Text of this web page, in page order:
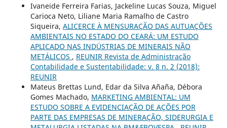
Ivaneide Ferreira Farias, Jackeline Lucas Souza, Miguel
Carioca Neto, Liliane Maria Ramalho de Castro
Siqueira, ALICERCE À MENSURAÇÃO DAS AUTUAÇÕES
AMBIENTAIS NO ESTADO DO CEARÁ: UM ESTUDO
APLICADO NAS INDÚSTRIAS DE MINERAIS NÃO
METÁLICOS , REUNIR Revista de Administração
Contabilidade e Sustentabilidade: v. 8 n. 2 (2018):
REUNIR
Mateus Brettas Lund, Edar da Silva Añaña, Débora
Gomes Machado, MARKETING AMBIENTAL: UM
ESTUDO SOBRE A EVIDENCIAÇÃO DE AÇÕES POR
PARTE DAS EMPRESAS DE MINERAÇÃO, SIDERURGIA E